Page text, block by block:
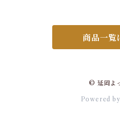
商品一覧
© 延岡よ
Powered